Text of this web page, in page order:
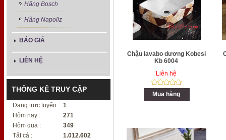
Hãng Bosch
Hãng Napoliz
BÁO GIÁ
LIÊN HỆ
THỐNG KÊ TRUY CẬP
Đang trực tuyến : 1
Hôm nay :
271
Hôm qua :
349
Tất cả :
1.012.602
Chậu lavabo dương Kobesi
Kb 6004
Liên hệ
Mua hàng